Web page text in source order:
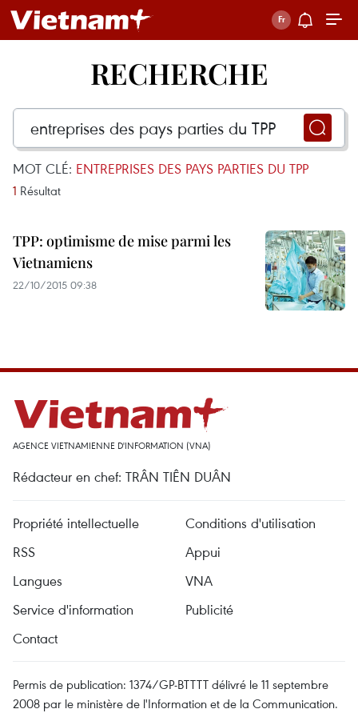
RECHERCHE
MOT CLÉ: ENTREPRISES DES PAYS PARTIES DU TPP
1 Résultat
TPP: optimisme de mise parmi les
Vietnamiens
22/10/2015 09:38
AGENCE VIETNAMIENNE D'INFORMATION (VNA)
Rédacteur en chef: TRÂN TIÊN DUÂN
Propriété intellectuelle
Conditions d'utilisation
RSS
Appui
Langues
VNA
Service d'information
Publicité
Contact
Permis de publication: 1374/GP-BTTTT délivré le 11 septembre
2008 par le ministère de l'Information et de la Communication.